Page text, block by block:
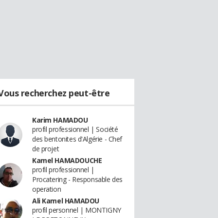
recherchez peut-être
Karim HAMADOU
profil professionnel | Société
des bentonites d'Algérie - Chef
de projet
Kamel HAMADOUCHE
profil professionnel |
Procatering - Responsable des
operation
Ali Kamel HAMADOU
profil personnel | MONTIGNY